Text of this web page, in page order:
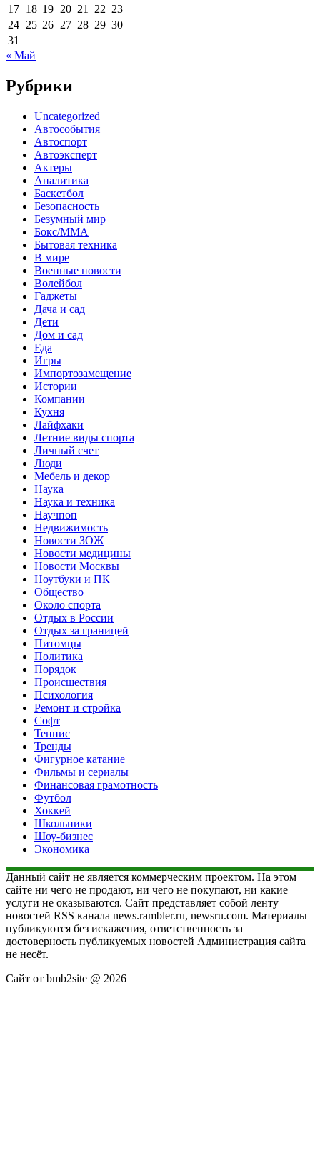
17 18 19 20 21 22 23
24 25 26 27 28 29 30
31
« Май
Рубрики
Uncategorized
Автособытия
Автоспорт
Автоэксперт
Актеры
Аналитика
Баскетбол
Безопасность
Безумный мир
Бокс/MMA
Бытовая техника
В мире
Военные новости
Волейбол
Гаджеты
Дача и сад
Дети
Дом и сад
Еда
Игры
Импортозамещение
Истории
Компании
Кухня
Лайфхаки
Летние виды спорта
Личный счет
Люди
Мебель и декор
Наука
Наука и техника
Научпоп
Недвижимость
Новости ЗОЖ
Новости медицины
Новости Москвы
Ноутбуки и ПК
Общество
Около спорта
Отдых в России
Отдых за границей
Питомцы
Политика
Порядок
Происшествия
Психология
Ремонт и стройка
Софт
Теннис
Тренды
Фигурное катание
Фильмы и сериалы
Финансовая грамотность
Футбол
Хоккей
Школьники
Шоу-бизнес
Экономика
Данный сайт не является коммерческим проектом. На этом
сайте ни чего не продают, ни чего не покупают, ни какие
услуги не оказываются. Сайт представляет собой ленту
новостей RSS канала news.rambler.ru, newsru.com. Материалы
публикуются без искажения, ответственность за
достоверность публикуемых новостей Администрация сайта
не несёт.
Сайт от bmb2site @ 2026